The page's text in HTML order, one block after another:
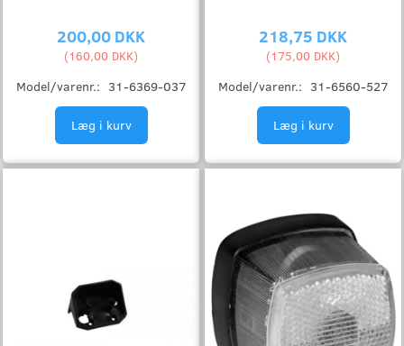
200,00 DKK
(160,00 DKK)
Model/varenr.: 31-6369-037
Læg i kurv
218,75 DKK
(175,00 DKK)
Model/varenr.: 31-6560-527
Læg i kurv